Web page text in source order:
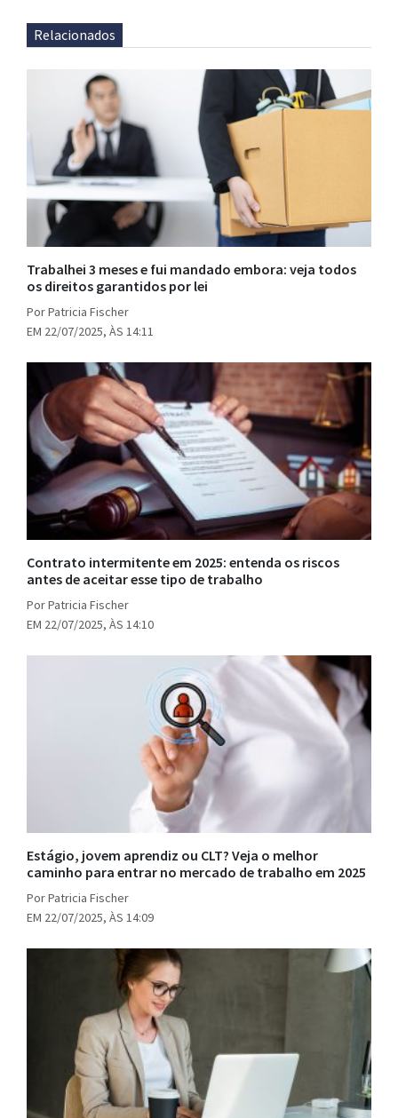
Relacionados
Trabalhei 3 meses e fui mandado embora: veja todos
os direitos garantidos por lei
Por Patricia Fischer
EM 22/07/2025, ÀS 14:11
Contrato intermitente em 2025: entenda os riscos
antes de aceitar esse tipo de trabalho
Por Patricia Fischer
EM 22/07/2025, ÀS 14:10
Estágio, jovem aprendiz ou CLT? Veja o melhor
caminho para entrar no mercado de trabalho em 2025
Por Patricia Fischer
EM 22/07/2025, ÀS 14:09